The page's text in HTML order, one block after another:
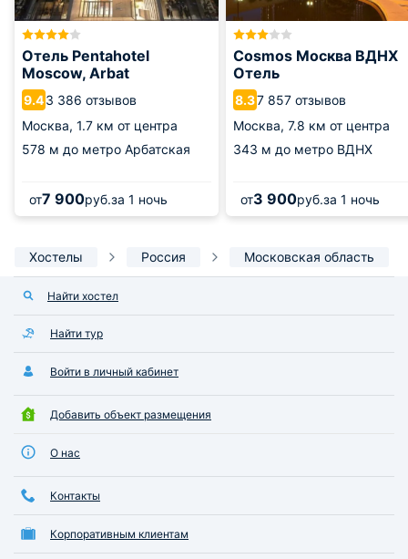
Отель Pentahotel
Moscow, Arbat
9.43 386 отзывов
Москва, 1.7 км от центра
578 м до метро Арбатская
от7 900руб.за 1 ночь
Cosmos Москва ВДНХ
Отель
8.37 857 отзывов
Москва, 7.8 км от центра
343 м до метро ВДНХ
от3 900руб.за 1 ночь
Хостелы Россия Московская область
Найти хостел
Найти тур
Войти в личный кабинет
Добавить объект размещения
О нас
Контакты
Корпоративным клиентам